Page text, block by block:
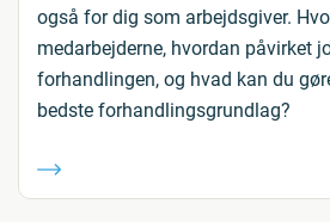
også for dig som arbejdsgiver.
medarbejderne, hvordan påvirket
forhandlingen, og hvad kan du
bedste forhandlingsgrundlag?